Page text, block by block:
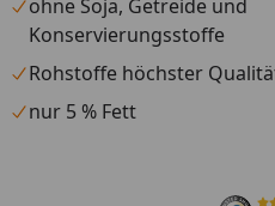
ohne Soja, Getreide und
Konservierungsstoffe
Rohstoffe höchster
nur 5 % Fett